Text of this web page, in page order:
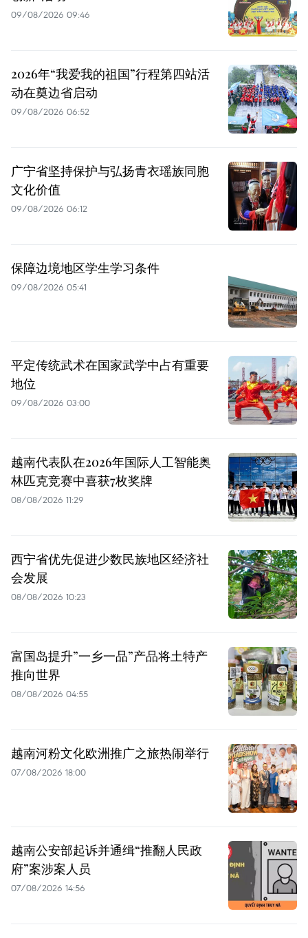
09/08/2026 09:46
2026年“我爱我的祖国”行程第四站活
动在奠边省启动
09/08/2026 06:52
广宁省坚持保护与弘扬青衣瑶族同胞
文化价值
09/08/2026 06:12
保障边境地区学生学习条件
09/08/2026 05:41
平定传统武术在国家武学中占有重要
地位
09/08/2026 03:00
越南代表队在2026年国际人工智能奥
林匹克竞赛中喜获7枚奖牌
08/08/2026 11:29
西宁省优先促进少数民族地区经济社
会发展
08/08/2026 10:23
富国岛提升”一乡一品”产品将土特产
推向世界
08/08/2026 04:55
越南河粉文化欧洲推广之旅热闹举行
07/08/2026 18:00
越南公安部起诉并通缉“推翻人民政
府”案涉案人员
07/08/2026 14:56